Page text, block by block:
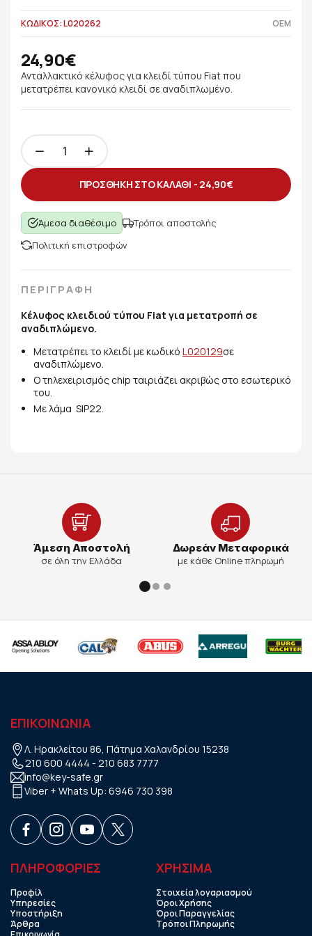
ΚΩΔΙΚΟΣ: L020262 OEM
24,90€
Ανταλλακτικό κέλυφος για κλειδί τύπου Fiat που
μετατρέπει κανονικό κλειδί σε αναδιπλωμένο.
ΠΡΟΣΘΗΚΗ ΣΤΟ ΚΑΛΑΘΙ - 24,90€
Άμεσα διαθέσιμο
Τρόποι αποστολής
Πολιτική επιστροφών
ΠΕΡΙΓΡΑΦΗ
Κέλυφος κλειδιού τύπου Fiat για μετατροπή σε
αναδιπλώμενο.
Μετατρέπει το κλειδί με κωδικό L020129σε
αναδιπλώμενο.
Ο τηλεχειρισμός chip ταιριάζει ακριβώς στο εσωτερικό
του.
Με λάμα SIP22.
Άμεση Αποστολή
σε όλη την Ελλάδα
Δωρεάν Μεταφορικά
με κάθε Online πληρωμή
ΕΠΙΚΟΙΝΩΝΙΑ
Λ. Ηρακλείτου 86, Πάτημα Χαλανδρίου 15238
210 600 4444 - 210 683 7777
info@key-safe.gr
Viber + Whats Up: 6946 730 398
ΠΛΗΡΟΦΟΡΙΕΣ
Προφίλ
Υπηρεσίες
Υποστήριξη
Άρθρα
ΧΡHΣΙΜΑ
Στοιχεία λογαριασμού
Όροι Χρήσης
Όροι Παραγγελίας
Τρόποι Πληρωμής